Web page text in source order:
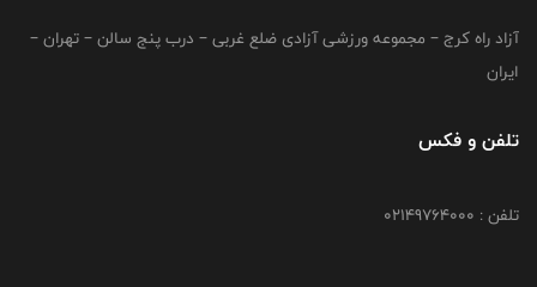
آزاد راه کرج – مجموعه ورزشی آزادی ضلع غربی – درب پنج سالن – تهران –
ایران
تلفن و فکس
تلفن : 02149764000